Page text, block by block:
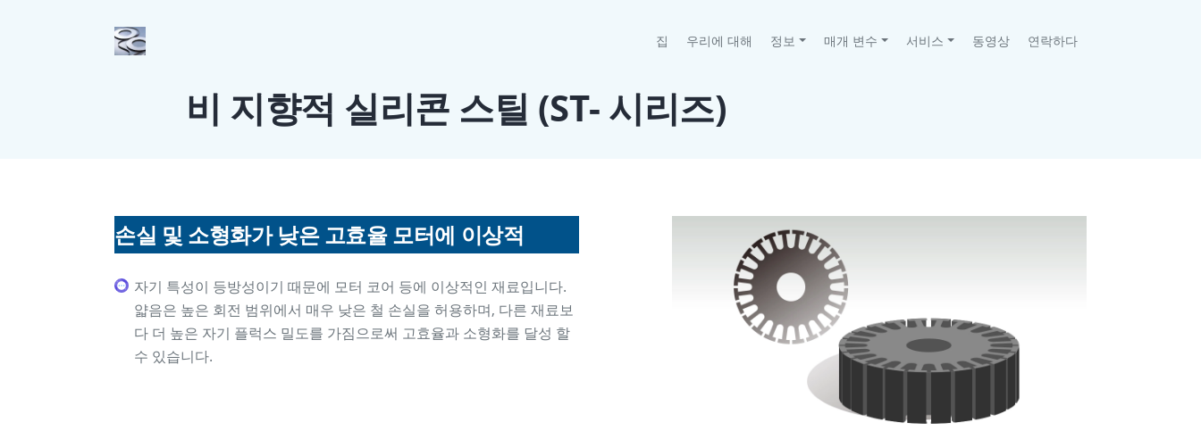
집 (current)
우리에 대해 정보 매개 변수 서비스 동영상 연락하다
비 지향적 실리콘 스틸 (ST- 시리즈)
손실 및 소형화가 낮은 고효율 모터에 이상적
자기 특성이 등방성이기 때문에 모터 코어 등에 이상적인 재료입니다.
얇음은 높은 회전 범위에서 매우 낮은 철 손실을 허용하며, 다른 재료보
다 더 높은 자기 플럭스 밀도를 가짐으로써 고효율과 소형화를 달성 할
수 있습니다.